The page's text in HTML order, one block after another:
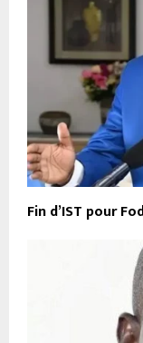
Fin d’IST pour